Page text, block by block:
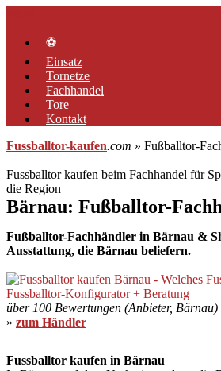
springen⚽
Einsatz
Tornetze
Fachhandel
Tore
Kontakt
Fussballtor-kaufen.com » Fußballtor-
Fussballtor kaufen beim Fachhandel für
die Region
Bärnau: Fußballtor-
Fußballtor-Fachhändler in Bärnau &
Ausstattung, die Bärnau beliefern.
über 100 Bewertungen (Anbieter, Bärnau)
» zum Händler
Fussballtor kaufen in Bärnau